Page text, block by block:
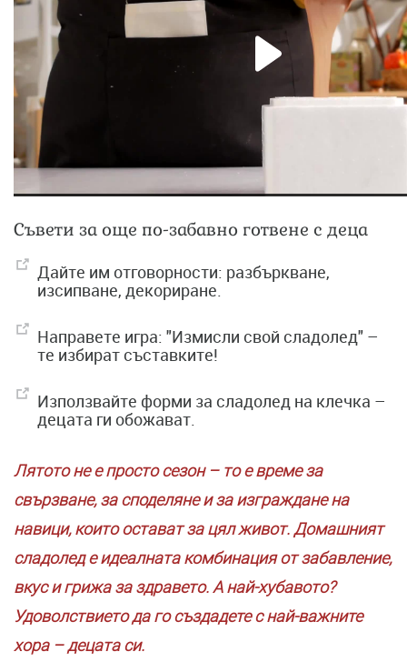
Съвети за още по-забавно готвене с деца
Дайте им отговорности: разбъркване,
изсипване, декориране.
Направете игра: "Измисли свой сладолед" –
те избират съставките!
Използвайте форми за сладолед на клечка –
децата ги обожават.
Лятото не е просто сезон – то е време за
свързване, за споделяне и за изграждане на
навици, които остават за цял живот. Домашният
сладолед е идеалната комбинация от забавление,
вкус и грижа за здравето. А най-хубавото?
Удоволствието да го създадете с най-важните
хора – децата си.